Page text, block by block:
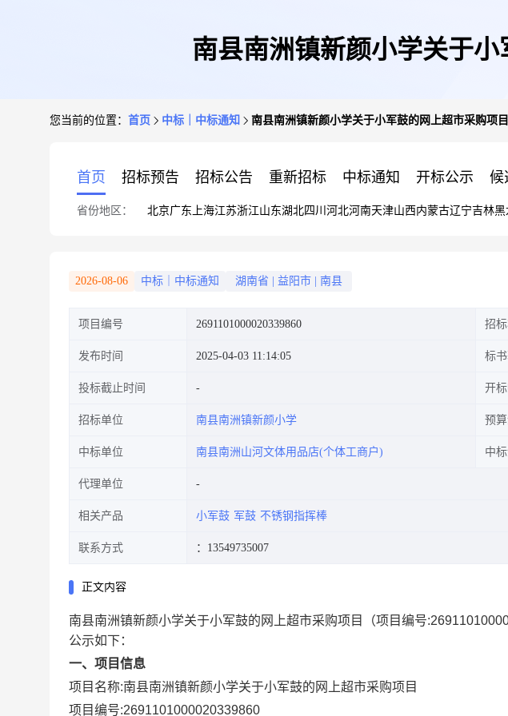
南县南洲镇新颜小学关于
您当前的位置： 首页 中标｜中标通知 南县南洲镇新颜小学关于小军鼓的网上超市采购项
首页 招标预告 招标公告 重新招标 中标通知 开标公示 候
省份地区： 北京广东 上海江苏浙江山东湖北四川 河北河南天津山西内蒙古辽宁吉林黑
2026-08-06 中标｜中标通知 湖南省 益阳市 南县
项目编号 2691101000020339860 招
发布时间 2025-04-03 11:14:05 标
投标截止时间 开标
招标单位 南县南洲镇新颜小学 预
中标单位 南县南洲山河文体用品店(个体工商户) 中
代理单位
相关产品 小军鼓 军鼓 不锈钢指挥棒
联系方式 ：13549735007
正文内容
南县南洲镇新颜小学关于小军鼓的网上超市采购项目 （项目编号:
公示如下：
一、项目信息
项目名称:南县南洲镇新颜小学关于小军鼓的网上超市采购项目
项目编号:2691101000020339860